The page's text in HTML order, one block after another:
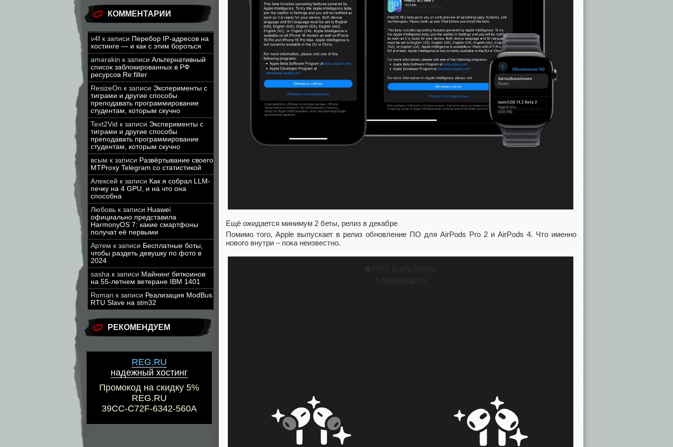
КОММЕНТАРИИ
v4f к записи Перебор IP-адресов на
хостинге — и как с этим бороться
amarakin к записи Альтернативный
список заблокированных в РФ
ресурсов Re:filter
ResizeOn к записи Эксперименты с
тиграми и другие способы
преподавать программирование
студентам, которым скучно
Text2Vid к записи Эксперименты с
тиграми и другие способы
преподавать программирование
студентам, которым скучно
всым к записи Развёртывание своего
MTProxy Telegram со статистикой
Алексей к записи Как я собрал LLM-
печку на 4 GPU, и на что она
способна
Любовь к записи Huawei
официально представила
HarmonyOS 7: какие смартфоны
получат её первыми
Артем к записи Бесплатные боты,
чтобы раздеть девушку по фото в
2024
sasha к записи Майнинг биткоинов
на 55-летнем ветеране IBM 1401
Roman к записи Реализация ModBus
RTU Slave на stm32
РЕКОМЕНДУЕМ
REG.RU
надежный хостинг
Промокод на скидку 5%
REG.RU
39CC-C72F-6342-560A
Ещё ожидается минимум 2 беты, релиз в декабре
Помимо того, Apple выпускает в релиз обновление ПО для AirPods Pro 2 и AirPods 4. Что именно
нового внутри – пока неизвестно.